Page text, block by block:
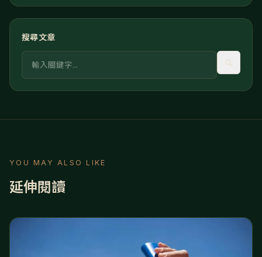
搜尋文章
關鍵字
YOU MAY ALSO LIKE
延伸閱讀